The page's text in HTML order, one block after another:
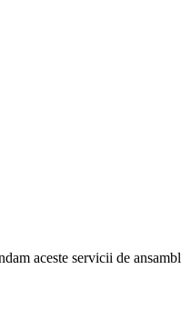
aceste servicii de